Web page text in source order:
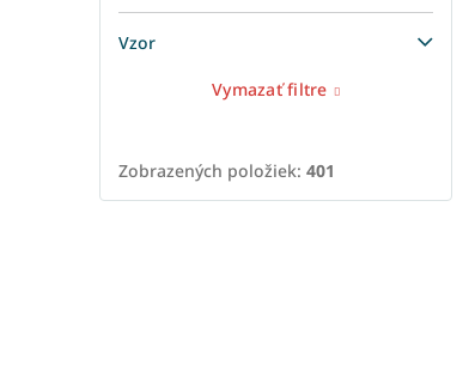
Vzor
Vymazať filtre
Zobrazených položiek: 401